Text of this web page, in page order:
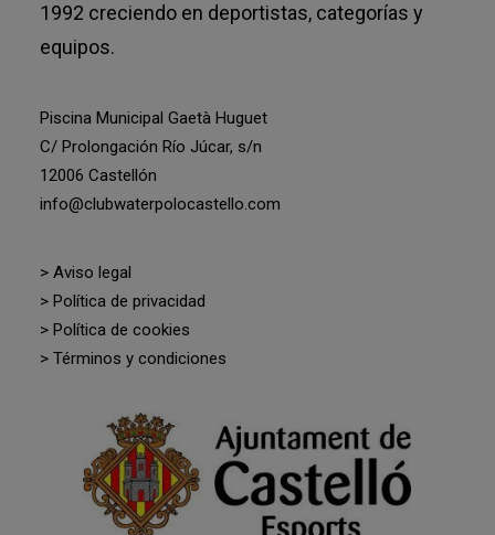
1992 creciendo en deportistas, categorías y
equipos.
Piscina Municipal Gaetà Huguet
C/ Prolongación Río Júcar, s/n
12006 Castellón
info@clubwaterpolocastello.com
> Aviso legal
> Política de privacidad
> Política de cookies
> Términos y condiciones